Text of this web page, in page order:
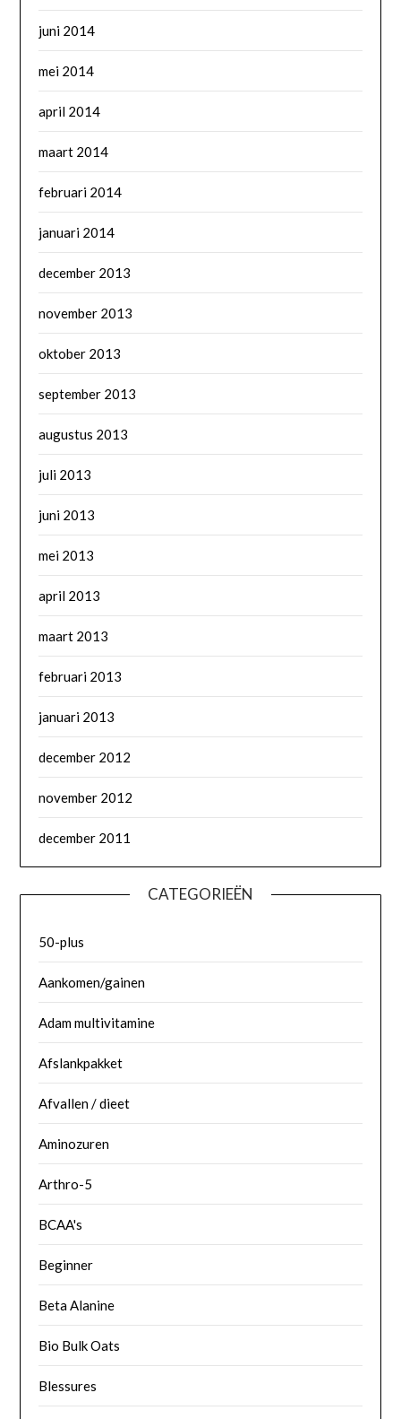
juni 2014
mei 2014
april 2014
maart 2014
februari 2014
januari 2014
december 2013
november 2013
oktober 2013
september 2013
augustus 2013
juli 2013
juni 2013
mei 2013
april 2013
maart 2013
februari 2013
januari 2013
december 2012
november 2012
december 2011
CATEGORIEËN
50-plus
Aankomen/gainen
Adam multivitamine
Afslankpakket
Afvallen / dieet
Aminozuren
Arthro-5
BCAA's
Beginner
Beta Alanine
Bio Bulk Oats
Blessures